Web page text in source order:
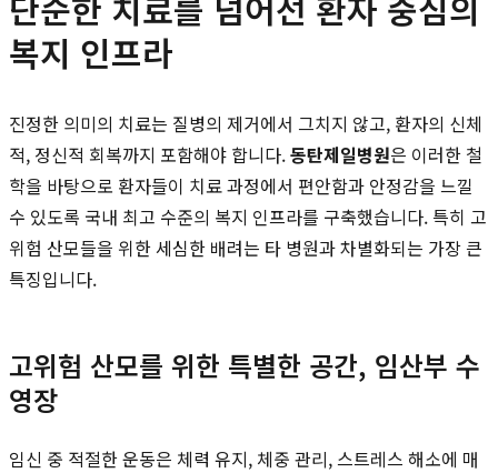
복지 인프라
진정한 의미의 치료는 질병의 제거에서 그치지 않고, 환자의 신체
적, 정신적 회복까지 포함해야 합니다.동탄제일병원은 이러한 철
학을 바탕으로 환자들이 치료 과정에서 편안함과 안정감을 느낄
수 있도록 국내 최고 수준의 복지 인프라를 구축했습니다. 특히 고
위험 산모들을 위한 세심한 배려는 타 병원과 차별화되는 가장 큰
특징입니다.
고위험 산모를 위한 특별한 공간, 임산부 수
영장
임신 중 적절한 운동은 체력 유지, 체중 관리, 스트레스 해소에 매